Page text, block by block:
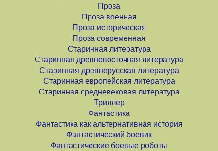
Проза
Проза военная
Проза историческая
Проза современная
Старинная литература
Старинная древневосточная литература
Старинная древнерусская литература
Старинная европейская литература
Старинная средневековая литература
Триллер
Фантастика
Фантастика как альтернативная история
Фантастический боевик
Фантастические боевые роботы